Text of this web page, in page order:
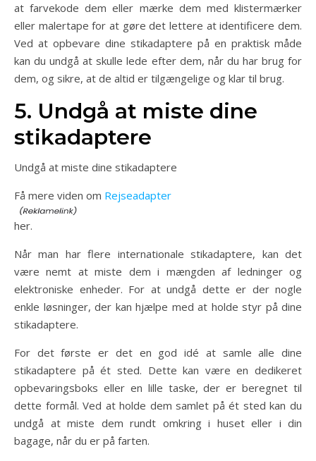
at farvekode dem eller mærke dem med klistermærker
eller malertape for at gøre det lettere at identificere dem.
Ved at opbevare dine stikadaptere på en praktisk måde
kan du undgå at skulle lede efter dem, når du har brug for
dem, og sikre, at de altid er tilgængelige og klar til brug.
5. Undgå at miste dine
stikadaptere
Undgå at miste dine stikadaptere
Få mere viden om Rejseadapter
her.
Når man har flere internationale stikadaptere, kan det
være nemt at miste dem i mængden af ledninger og
elektroniske enheder. For at undgå dette er der nogle
enkle løsninger, der kan hjælpe med at holde styr på dine
stikadaptere.
For det første er det en god idé at samle alle dine
stikadaptere på ét sted. Dette kan være en dedikeret
opbevaringsboks eller en lille taske, der er beregnet til
dette formål. Ved at holde dem samlet på ét sted kan du
undgå at miste dem rundt omkring i huset eller i din
bagage, når du er på farten.